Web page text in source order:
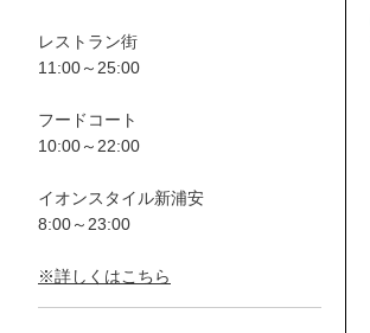
レストラン街
11:00～25:00
フードコート
10:00～22:00
イオンスタイル新浦安
8:00～23:00
※詳しくはこちら